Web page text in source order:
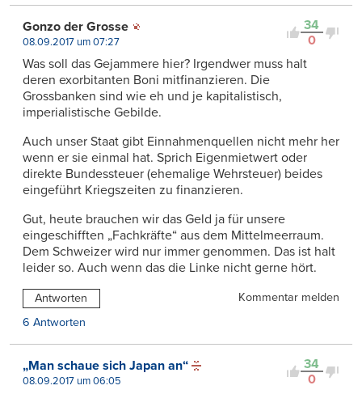
34
0
Gonzo der Grosse
08.09.2017 um 07:27
Was soll das Gejammere hier? Irgendwer muss halt
deren exorbitanten Boni mitfinanzieren. Die
Grossbanken sind wie eh und je kapitalistisch,
imperialistische Gebilde.
Auch unser Staat gibt Einnahmenquellen nicht mehr her
wenn er sie einmal hat. Sprich Eigenmietwert oder
direkte Bundessteuer (ehemalige Wehrsteuer) beides
eingeführt Kriegszeiten zu finanzieren.
Gut, heute brauchen wir das Geld ja für unsere
eingeschifften „Fachkräfte“ aus dem Mittelmeerraum.
Dem Schweizer wird nur immer genommen. Das ist halt
leider so. Auch wenn das die Linke nicht gerne hört.
Antworten
Kommentar melden
6 Antworten
34
0
„Man schaue sich Japan an“
08.09.2017 um 06:05